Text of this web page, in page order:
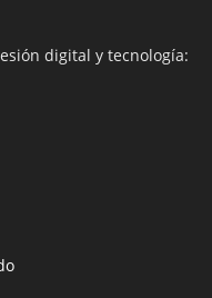
digital y tecnología: